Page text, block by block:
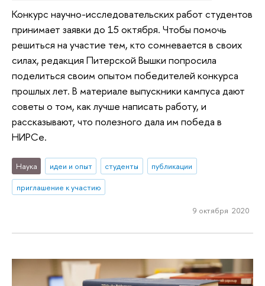
Конкурс научно-исследовательских работ студентов
принимает заявки до 15 октября. Чтобы помочь
решиться на участие тем, кто сомневается в своих
силах, редакция Питерской Вышки попросила
поделиться своим опытом победителей конкурса
прошлых лет. В материале выпускники кампуса дают
советы о том, как лучше написать работу, и
рассказывают, что полезного дала им победа в
НИРСе.
Наука идеи и опыт студенты
публикации
приглашение к участию
9 октября 2020